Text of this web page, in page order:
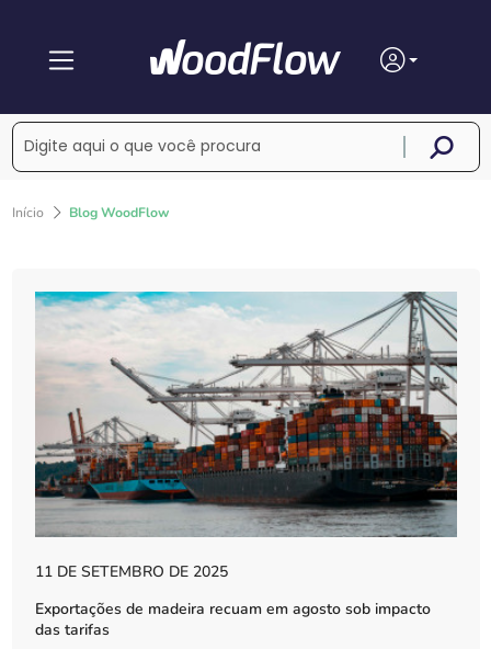
Início Blog WoodFlow
11 DE SETEMBRO DE 2025
Exportações de madeira recuam em agosto sob impacto
das tarifas